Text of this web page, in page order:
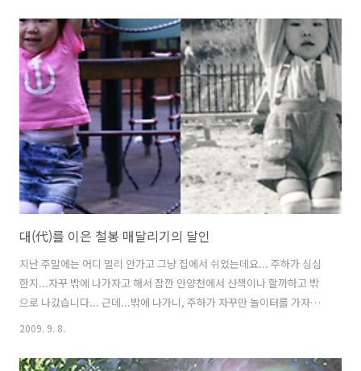
다.. 근데, 이날은 옆으로 가더니 한참을 쳐다봅니다.... "너 누구니???"
주하는 어딘가 멀리 놀러가지 않아도, 단지 집 바로 앞에만 나서더라도...
그저 밖에 나가는 것 자체만으로도 신이 나는 모양입니다.. 표정이 아주
끝내주네요...ㅎㅎ.. (엄마는 오른쪽 사진을 보더니, 주몽에 나온 모팔모
같다고 하더군요...ㅎㅎ) 이번엔, 재미난 표정..
대(代)를 이은 철봉 매달리기의 달인
지난 주말에는 어디 멀리 안가고 그냥 집에서 쉬었는데요... 주하가 심심
한지...자꾸 밖에 나가자고 해서 잠깐 안양천에서 산책이나 할까하고 밖
으로 나갔습니다... 근데...밖에 나가니, 주하가 자꾸만 놀이터를 가자고
하네요... 놀이터에 가니, 왠일인지...평소와 달리 아이들이 꽤 있더군
본 주하가.... 자기도 해보겠다며...엄마 손을 끌고 가서는 올려달랍니
2009. 9. 8.